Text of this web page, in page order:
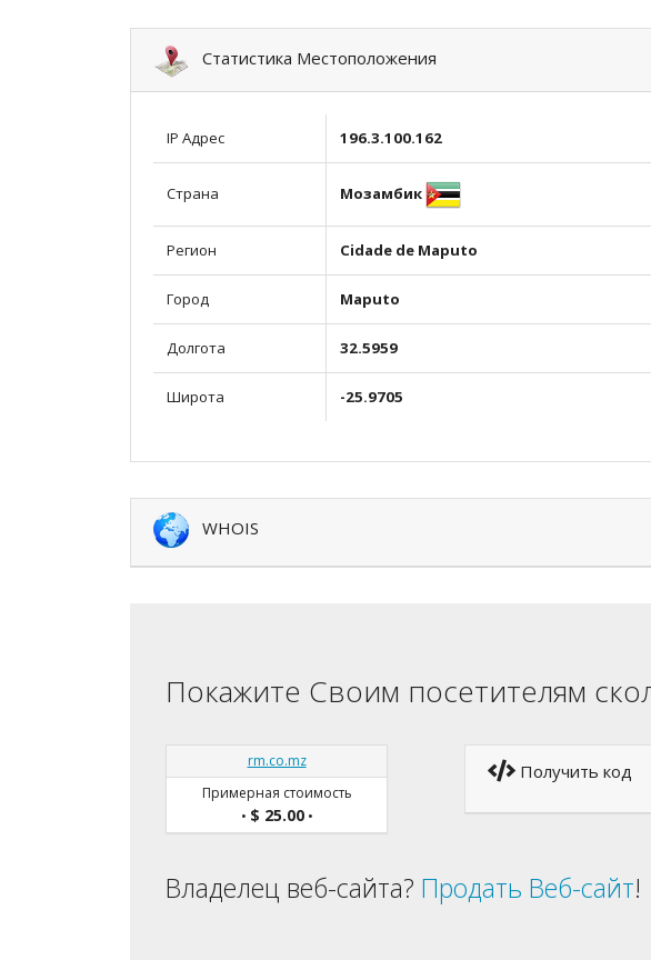
Статистика Местоположения
IP Адрес 196.3.100.162
Страна Мозамбик
Регион Cidade de Maputo
Город Maputo
Долгота 32.5959
Широта -25.9705
WHOIS
Покажите Своим посетителям
rm.co.mz
Примерная стоимость
• $ 25.00•
Получить код
Владелец веб-сайта? Продать Веб-сайт!